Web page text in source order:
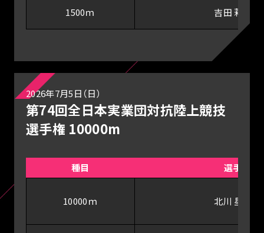
1500ｍ 吉田 莉帆
2026年7月5日（日）
第74回全日本実業団対抗陸上競技
選手権 10000m
種目 選手
10000ｍ 北川 星瑠